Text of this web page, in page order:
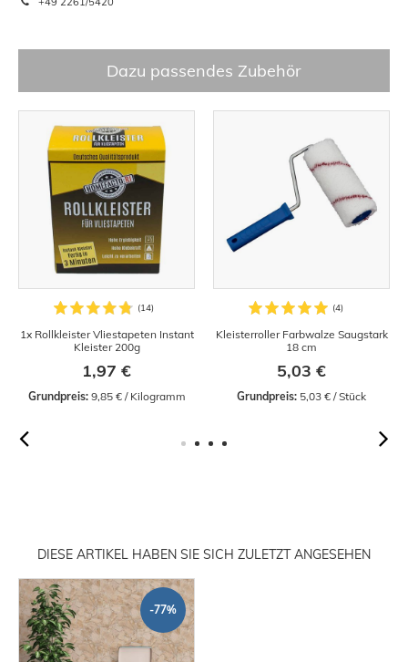
Dazu passendes Zubehör
1x Rollkleister Vliestapeten Instant
Kleister 200g
1,97 €
Grundpreis: 9,85 € / Kilogramm
Kleisterroller Farbwalze Saugstark
18 cm
5,03 €
Grundpreis: 5,03 € / Stück
DIESE ARTIKEL HABEN SIE SICH ZULETZT ANGESEHEN
-77%